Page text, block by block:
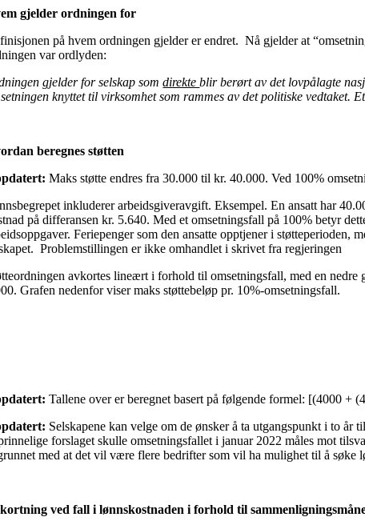
gjelder ordningen for
på hvem ordningen gjelder er endret. Nå gjelder at
var ordlyden:
gjelder for selskap somdirekteblir berørt av det lovpålagte
knyttet til virksomhet som rammes av det politiske vedtaket.
beregnes støtten
Maks støtte endres fra 30.000 til kr. 40.000. Ved 100%
inkluderer arbeidsgiveravgift. Eksempel. En ansatt har
på differansen kr. 5.640. Med et omsetningsfall på 100% betyr
Feriepenger som den ansatte opptjener i støtteperioden,
Problemstillingen er ikke omhandlet i skrivet fra regjeringen
avkortes lineært i forhold til omsetningsfall, med en
Grafen nedenfor viser maks støttebeløp pr. 10%-omsetningsfall.
Tallene over er beregnet basert på følgende formel: [(4000
Selskapene kan velge om de ønsker å ta utgangspunkt i to
forslaget skulle omsetningsfallet i januar 2022 måles mot
med at det vil være flere bedrifter som vil ha mulighet til å søke
ved fall i lønnskostnaden i forhold til